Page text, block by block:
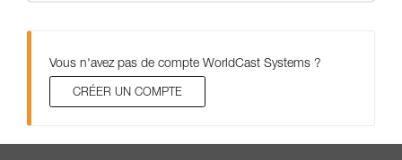
Vous n'avez pas de compte WorldCast Systems ?
CRÉER UN COMPTE